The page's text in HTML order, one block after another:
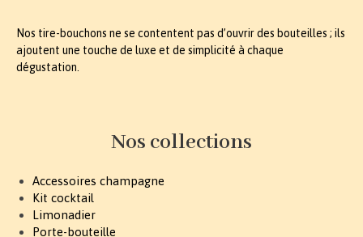
Nos tire-bouchons ne se contentent pas d’ouvrir des bouteilles ; ils
ajoutent une touche de luxe et de simplicité à chaque
dégustation.
Nos collections
Accessoires champagne
Kit cocktail
Limonadier
Porte-bouteille